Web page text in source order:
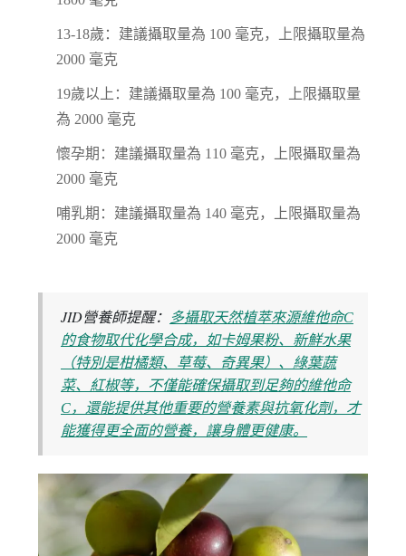
13-18歲：建議攝取量為 100 毫克，上限攝取量為
2000 毫克
19歲以上：建議攝取量為 100 毫克，上限攝取量
為 2000 毫克
懷孕期：建議攝取量為 110 毫克，上限攝取量為
2000 毫克
哺乳期：建議攝取量為 140 毫克，上限攝取量為
2000 毫克
JID營養師提醒：
多攝取天然植萃來源維他命C
的食物取代化學合成，如卡姆果粉、新鮮水果
（特別是柑橘類、草莓、奇異果）、綠葉蔬
菜、紅椒等，不僅能確保攝取到足夠的維他命
C，還能提供其他重要的營養素與抗氧化劑，才
能獲得更全面的營養，讓身體更健康。